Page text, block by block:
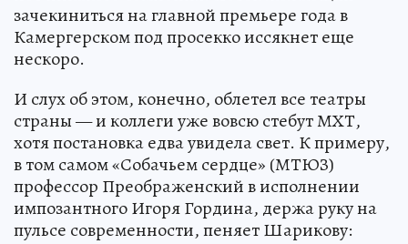
зачекиниться на главной премьере года в
Камергерском под просекко иссякнет еще
нескоро.
И слух об этом, конечно, облетел все театры
страны — и коллеги уже вовсю стебут МХТ,
хотя постановка едва увидела свет. К примеру,
в том самом «Собачьем сердце» (МТЮЗ)
профессор Преображенский в исполнении
импозантного Игоря Гордина, держа руку на
пульсе современности, пеняет Шарикову: